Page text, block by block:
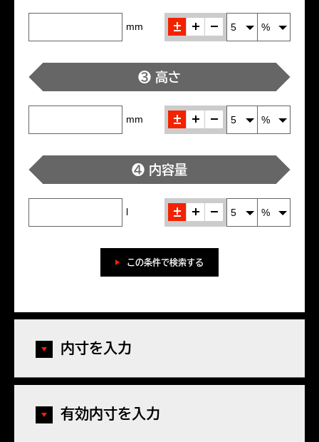
mm ＋
❸ 高さ
mm ＋
❹ 内容量
l ＋
この条件で検索する
内寸を入力
有効内寸を入力